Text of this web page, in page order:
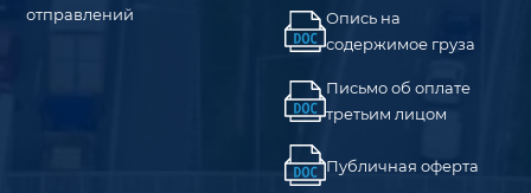
отправлений
Опись на
содержимое груза
Письмо об оплате
третьим лицом
Публичная оферта